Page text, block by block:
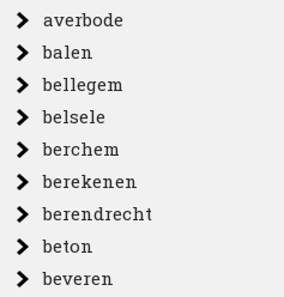
averbode
balen
bellegem
belsele
berchem
berekenen
berendrecht
beton
beveren